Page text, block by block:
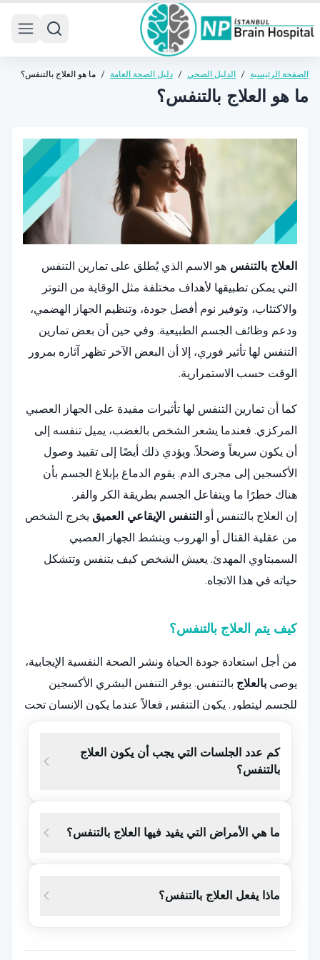
الصفحة الرئيسية / الدليل الصحي / دليل الصحة العامة / ما هو العلاج بالتنفس؟
ما هو العلاج بالتنفس؟
العلاج بالتنفس هو الاسم الذي يُطلق على تمارين التنفس
التي يمكن تطبيقها لأهداف مختلفة مثل الوقاية من التوتر
والاكتئاب، وتوفير نوم أفضل جودة، وتنظيم الجهاز الهضمي،
ودعم وظائف الجسم الطبيعية. وفي حين أن بعض تمارين
التنفس لها تأثير فوري، إلا أن البعض الآخر تظهر آثاره بمرور
الوقت حسب الاستمرارية.
كما أن تمارين التنفس لها تأثيرات مفيدة على الجهاز العصبي
المركزي. فعندما يشعر الشخص بالغضب، يميل تنفسه إلى
أن يكون سريعاً وضحلاً. ويؤدي ذلك أيضًا إلى تقييد وصول
الأكسجين إلى مجرى الدم. يقوم الدماغ بإبلاغ الجسم بأن
هناك خطرًا ما ويتفاعل الجسم بطريقة الكر والفر.
إن العلاج بالتنفس أو التنفس الإيقاعي العميق يخرج الشخص
من عقلية القتال أو الهروب وينشط الجهاز العصبي
السمبتاوي المهدئ. يعيش الشخص كيف يتنفس وتتشكل
حياته في هذا الاتجاه.
كيف يتم العلاج بالتنفس؟
من أجل استعادة جودة الحياة ونشر الصحة النفسية الإيجابية،
يوصى بالعلاج بالتنفس. يوفر التنفس البشري الأكسجين
للجسم ليتطور. يكون التنفس فعالاً عندما يكون الإنسان تحت
ضغط بدني أو جسدي. يقلل العلاج بالتنفس من الإجهاد
ويسمح بتحقيق التوازن في الجسم. إذا تعلم الناس استخدام
تنفسهم بشكل صحيح، فإنهم يبدأون في إدارة جهازهم
ويُعد العلاج بالتنفس الصحيح طريقة فعالة للوصول إلى
الذكاء الفطري للجسم للحفاظ على صحة الجسم. إن العلاج
بالتنفس هو عمل مستمر منذ آلاف السنين، حيث يساعد على
من الخيارات والأساليب والتعريفات، إلا أن جميع أنواع تمارين
التنفس توفر إمكانية التحول الشخصي من خلال تطوير
كم عدد الجلسات التي يجب أن يكون العلاج
بالتنفس؟
ما هي الأمراض التي يفيد فيها العلاج بالتنفس؟
ماذا يفعل العلاج بالتنفس؟